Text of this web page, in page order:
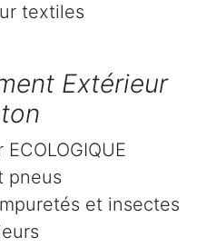
textiles
Extérieur
pneus
et insectes